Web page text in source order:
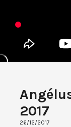
2017
26/12/2017